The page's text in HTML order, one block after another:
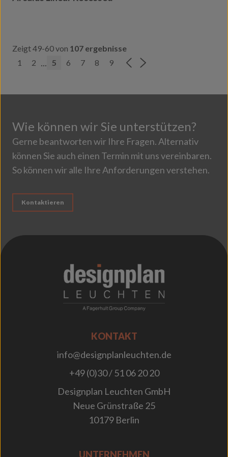
Zeigt 49-60 von 107 ergebnisse
1
2 ... 5 6 7 8 9
Wie können wir Sie unterstützen?
Gerne beantworten wir Ihre Fragen. Alternativ
können Sie auch einen Termin mit uns vereinbaren.
So können wir alle Ihre Anforderungen verstehen.
Kontaktieren
KONTAKT
info@designplanleuchten.de
+49 (0)30 / 51 06 20 20
Designplan Leuchten GmbH
Neue Grünstraße 25
10179 Berlin
UNTERNEHMEN